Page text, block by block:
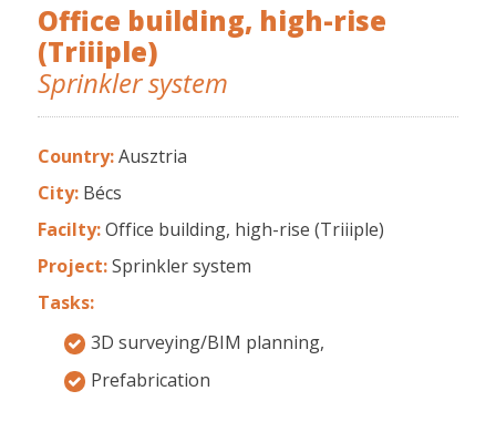
Office building, high-rise
(Triiiple)
Sprinkler system
Country:Ausztria
City: Bécs
Facilty:Office building, high-rise (Triiiple)
Project:Sprinkler system
Tasks:
3D surveying/BIM planning,
Prefabrication